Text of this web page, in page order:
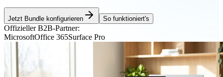
Jetzt Bundle konfigurieren So funktioniert's
Offizieller B2B-Partner:
MicrosoftOffice 365Surface Pro